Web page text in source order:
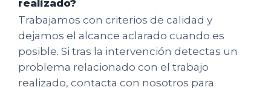
realizado?
Trabajamos con criterios de calidad y
dejamos el alcance aclarado cuando es
posible. Si tras la intervención detectas un
problema relacionado con el trabajo
realizado, contacta con nosotros para